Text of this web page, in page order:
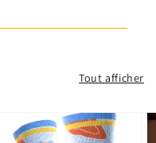
Tout afficher